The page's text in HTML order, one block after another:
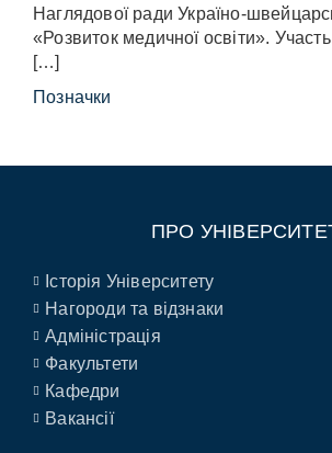
Наглядової ради Україно-
«Розвиток медичної освіти». Участь
[…]
Позначки
ПРО
Історія Університету
Нагороди та відзнаки
Адміністрація
Факультети
Кафедри
Вакансії